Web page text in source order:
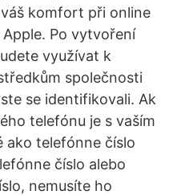
komfort při online
Po vytvoření
využívat k
společnosti
se identifikovali. Ak
telefónu je s vaším
ako telefónne číslo
číslo alebo
nemusíte ho